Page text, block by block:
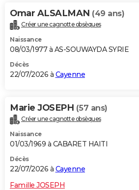
Omar ALSALMAN (49 ans)
Créer une cagnotte obsèques
Naissance
08/03/1977 à AS-SOUWAYDA SYRIE
Décès
22/07/2026 à Cayenne
Marie JOSEPH (57 ans)
Créer une cagnotte obsèques
Naissance
01/03/1969 à CABARET HAITI
Décès
22/07/2026 à Cayenne
Famille JOSEPH